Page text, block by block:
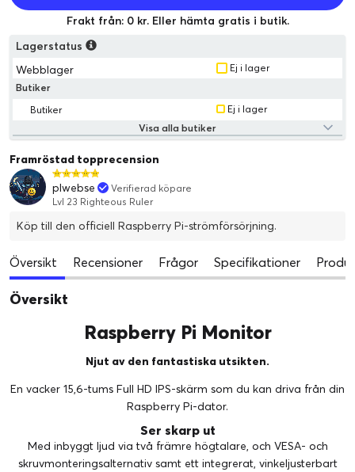
Frakt från: 0 kr. Eller hämta gratis i butik.
Lagerstatus
Webblager
Ej i lager
Butiker
Butiker
Ej i lager
Visa alla butiker
Framröstad topprecension
plwebse
Verifierad köpare
Lvl 23 Righteous Ruler
Köp till den officiell Raspberry Pi-strömförsörjning.
Översikt Recensioner Frågor Specifikationer
Översikt
Raspberry Pi Monitor
Njut av den fantastiska utsikten.
En vacker 15,6-tums Full HD IPS-skärm som du kan driva från din
Raspberry Pi-dator.
Ser skarp ut
Med inbyggt ljud via två främre högtalare, och VESA- och
skruvmonteringsalternativ samt ett integrerat, vinkeljusterbart